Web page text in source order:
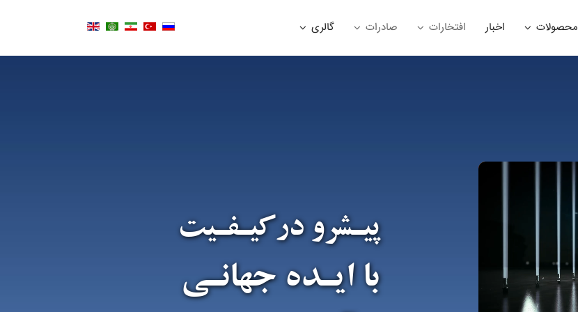
محصولات اخبار افتخارات صادرات گالری
پیـشرو درکیـفـیت
با ایـده جهانـی